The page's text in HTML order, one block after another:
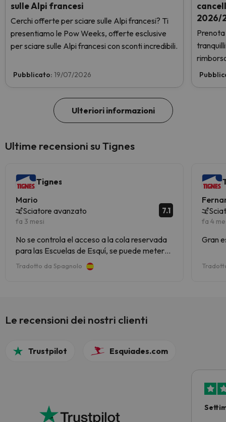
sulle Alpi francesi
Cerchi offerte per sciare sulle Alpi francesi? Ti
presentiamo le Pow Weeks, offerte esclusive
per sciare sulle Alpi francesi con sconti incredibili.
Pubblicato: 19/07/2026
2026/
Ulteriori informazioni
Ultime recensioni su Tignes
Tignes
Mario
Sciatore avanzato
fa 3 mesi
7.1
No se controla el acceso a la cola reservada
para las Escuelas de Esquí, se puede meter
cualquiera que se quiera identificar como
Profesor, o cualquiera en general, podrían
Tradotto da Spagnolo
fa 4
Gran
Le recensioni dei nostri clienti
Trustpilot Esquiades.com